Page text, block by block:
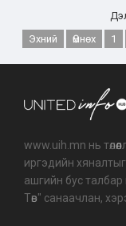
Эхний
Өмнөх 1
www.uih.mn нь
иргэдийн
ашгийн бус талбар
Төв" санаачлан,